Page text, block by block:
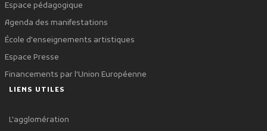
Espace pédagogique
Agenda des manifestations
École d'enseignements artistiques
Espace Presse
Financements par l'Union Européenne
LIENS UTILES
L'agglomération